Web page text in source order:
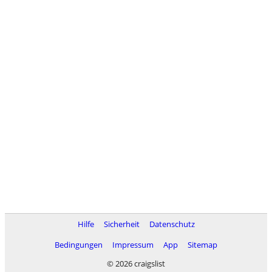
Hilfe Sicherheit
Datenschutz
Bedingungen
Impressum App
Sitemap
© 2026 craigslist